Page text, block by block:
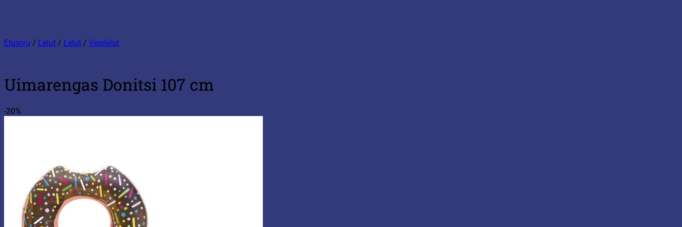
Etusivu / Lelut / Lelut / Vesilelut
Uimarengas Donitsi 107 cm
-20%